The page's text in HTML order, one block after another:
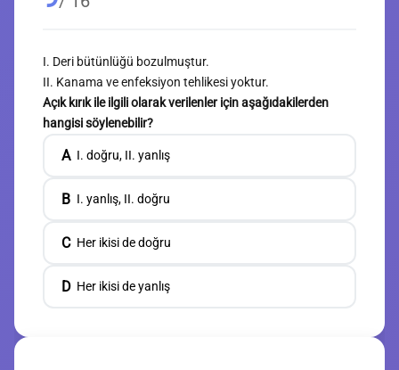
I. Deri bütünlüğü bozulmuştur.
II. Kanama ve enfeksiyon tehlikesi yoktur.
Açık kırık ile ilgili olarak verilenler için aşağıdakilerden
hangisi söylenebilir?
A I. doğru, II. yanlış
B I. yanlış, II. doğru
C Her ikisi de doğru
D Her ikisi de yanlış